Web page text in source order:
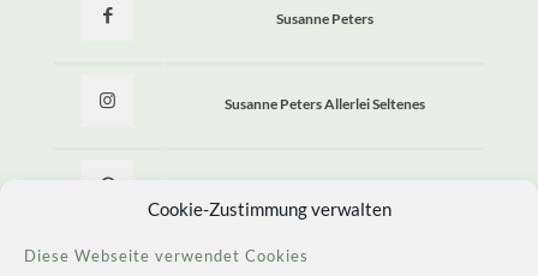
Cookie-Zustimmung verwalten
Diese Webseite verwendet Cookies
Susanne Peters
Susanne Peters Allerlei Seltenes